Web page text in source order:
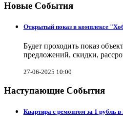
Новые События
Открытый показ в комплексе
Будет проходить показ
предложений, скидки,
27-06-2025 10:00
Наступающие События
Квартира с ремонтом за 1 рубль